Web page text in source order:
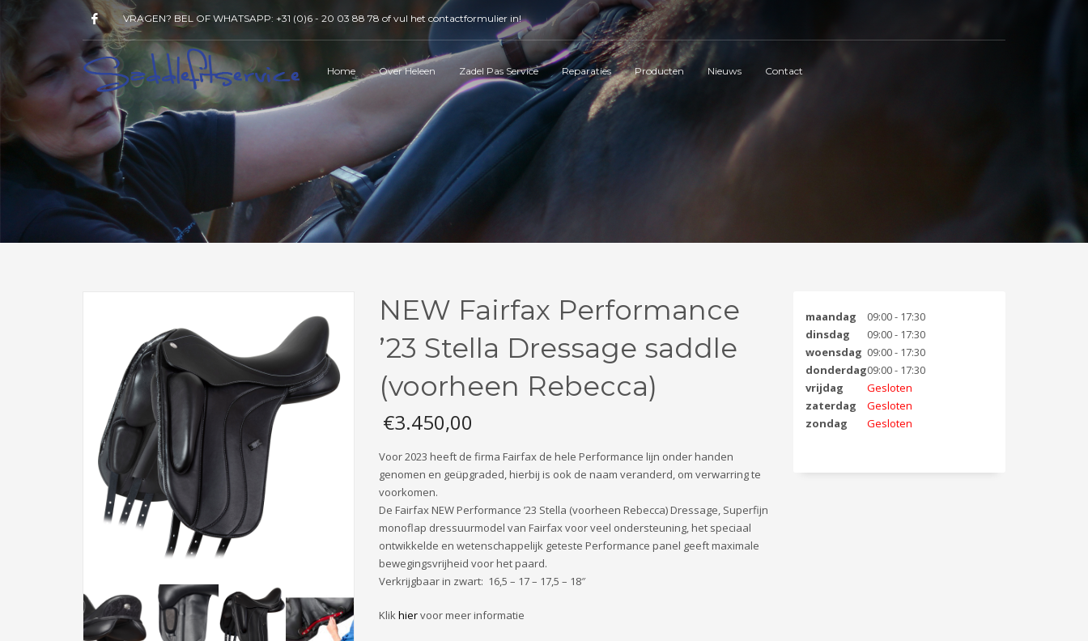
VRAGEN? BEL OF WHATSAPP: +31 (0)6 - 20 03 88 78 of vul het contactformulier in!
Home Over Heleen Zadel Pas Service Reparaties Producten Nieuws Contact
NEW Fairfax Performance
’23 Stella Dressage saddle
(voorheen Rebecca)
€3.450,00
Voor 2023 heeft de firma Fairfax de hele Performance lijn onder handen
genomen en geüpgraded, hierbij is ook de naam veranderd, om verwarring te
voorkomen.
De Fairfax NEW Performance ’23 Stella (voorheen Rebecca) Dressage, Superfijn
monoflap dressuurmodel van Fairfax voor veel ondersteuning, het speciaal
ontwikkelde en wetenschappelijk geteste Performance panel geeft maximale
bewegingsvrijheid voor het paard.
Verkrijgbaar in zwart: 16,5 – 17 – 17,5 – 18″
Klikhiervoor meer informatie
maandag
09:00 - 17:30
dinsdag
09:00 - 17:30
woensdag 09:00 - 17:30
donderdag09:00 - 17:30
vrijdag
Gesloten
zaterdag
Gesloten
zondag
Gesloten